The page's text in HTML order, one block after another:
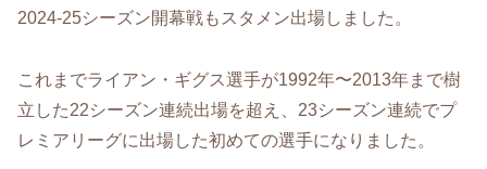
2024-25シーズン開幕戦もスタメン出場しました。
これまでライアン・ギグス選手が1992年〜2013年まで樹
立した22シーズン連続出場を超え、23シーズン連続でプ
レミアリーグに出場した初めての選手になりました。